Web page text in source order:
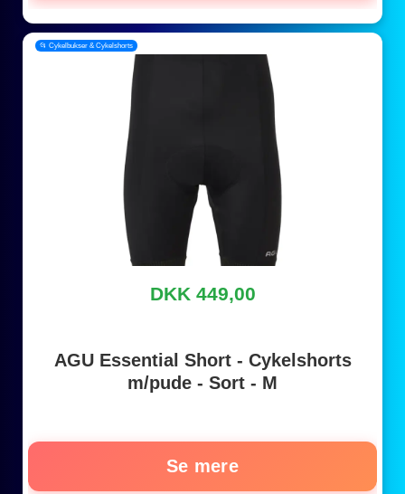
📂 Cykelbukser & Cykelshorts
DKK 449,00
AGU Essential Short - Cykelshorts
m/pude - Sort - M
Se mere